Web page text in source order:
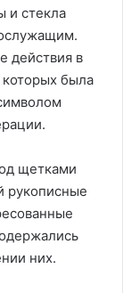
и стекла
действия в
была
щетками
рукописные
них.